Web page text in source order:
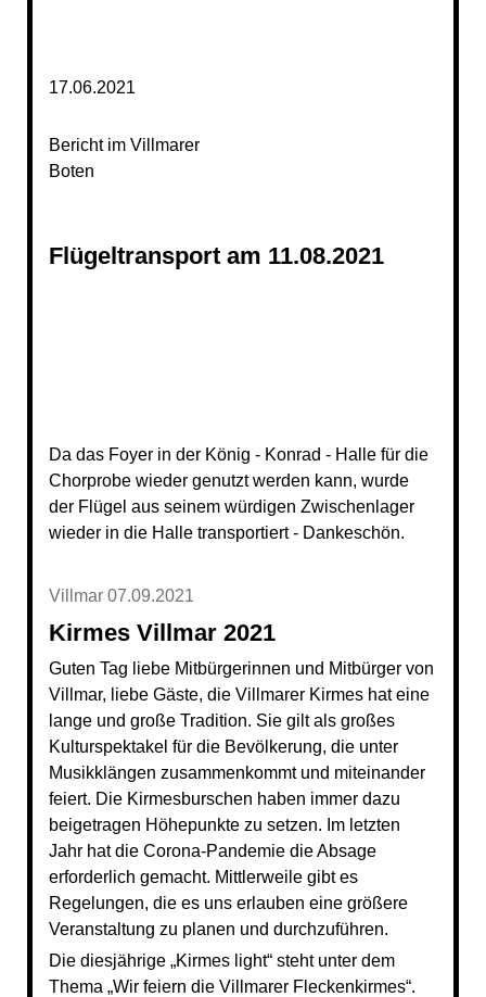
17.06.2021
Bericht im Villmarer
Boten
Flügeltransport am 11.08.2021
Da das Foyer in der König - Konrad - Halle für die
Chorprobe wieder genutzt werden kann, wurde
der Flügel aus seinem würdigen Zwischenlager
wieder in die Halle transportiert - Dankeschön.
Villmar 07.09.2021
Kirmes Villmar 2021
Guten Tag liebe Mitbürgerinnen und Mitbürger von
Villmar, liebe Gäste, die Villmarer Kirmes hat eine
lange und große Tradition. Sie gilt als großes
Kulturspektakel für die Bevölkerung, die unter
Musikklängen zusammenkommt und miteinander
feiert. Die Kirmesburschen haben immer dazu
beigetragen Höhepunkte zu setzen. Im letzten
Jahr hat die Corona-Pandemie die Absage
erforderlich gemacht. Mittlerweile gibt es
Regelungen, die es uns erlauben eine größere
Veranstaltung zu planen und durchzuführen.
Die diesjährige „Kirmes light“ steht unter dem
Thema „Wir feiern die Villmarer Fleckenkirmes“.